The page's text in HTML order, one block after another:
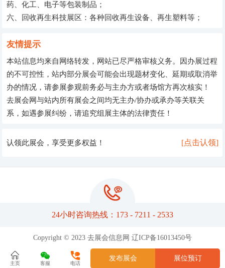
药、化工、电子等包装制品；
六、回收再生科技展区：各种回收再生设备、再生塑料等；
友情提示
本站信息均来自网络转发，网站已尽严格审核义务。因办展过程
的不可控性，站内部分展会可能会出现题材变化、延期或取消举
办的情况，请参展参观前务必与主办方或者场馆方再次核实！
去展会网与站内所有展会之间均无主办/协办或承办等关联关
系，如遇参展纠纷，请追究组展主体的法律责任！
认领此展会，享受更多权益！ [点击认领]
24小时咨询热线：173 - 7211 - 2533
Copyright © 2023 去展会信息网 辽ICP备16013450号
主页 客服 电话
发布展会 展位预订